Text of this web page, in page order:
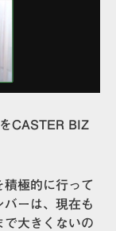
CASTER BIZ
積極的に行って
バーは、現在も
で大きくないの